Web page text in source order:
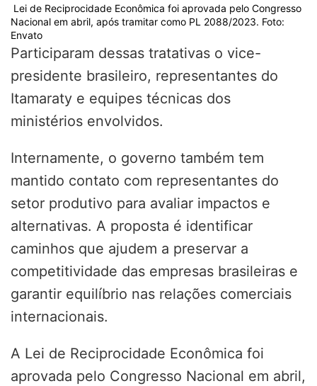
Lei de Reciprocidade Econômica foi aprovada pelo Congresso
Nacional em abril, após tramitar como PL 2088/2023. Foto:
Envato
Participaram dessas tratativas o vice-
presidente brasileiro, representantes do
Itamaraty e equipes técnicas dos
ministérios envolvidos.
Internamente, o governo também tem
mantido contato com representantes do
setor produtivo para avaliar impactos e
alternativas. A proposta é identificar
caminhos que ajudem a preservar a
competitividade das empresas brasileiras e
garantir equilíbrio nas relações comerciais
internacionais.
A Lei de Reciprocidade Econômica foi
aprovada pelo Congresso Nacional em abril,